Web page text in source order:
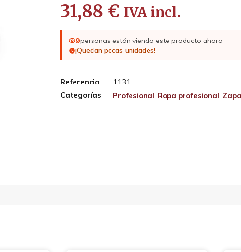
31,88 € IVA incl.
9personas están viendo este producto ahora
¡Quedan pocas unidades!
Referencia
1131
Categorías
Profesional, Ropa profesional,